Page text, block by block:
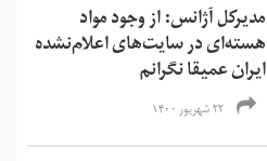
مدیرکل آژانس: از وجود مواد
هسته‌ای در سایت‌های اعلام‌نشده
ایران عمیقا نگرانم
۲۲ شهریور ۱۴۰۰